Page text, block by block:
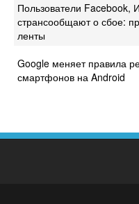
Пользователи Facebook,
странсообщают о сбое:
ленты
Google меняет правила
смартфонов на Android